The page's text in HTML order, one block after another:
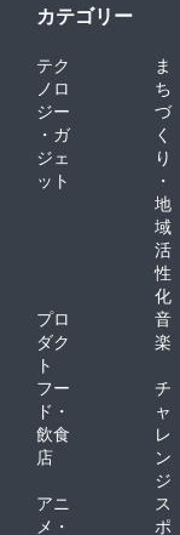
カテゴリー
テク
ノロ
ジー
・ガ
ジェ
ット
ま
ち
づ
く
り
・
地
域
活
性
化
プロ
ダク
ト
音
楽
フー
ド・
飲食
店
チ
ャ
レ
ン
ジ
アニ
メ・
ス
ポ